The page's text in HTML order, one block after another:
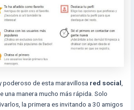
poderoso de esta maravillosa red social
una manera mucho más rápida. Solo
la primera es invitando a 30 amigos